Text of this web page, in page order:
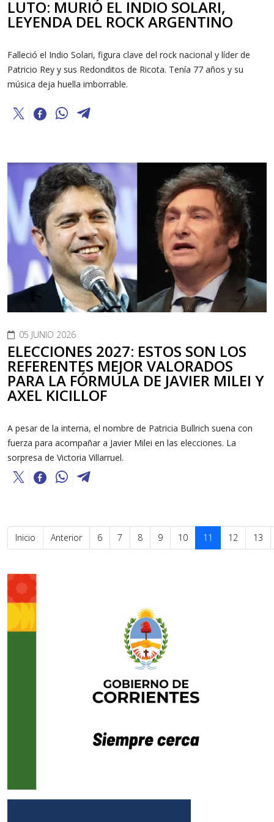
LUTO: MURIÓ EL INDIO SOLARI,
LEYENDA DEL ROCK ARGENTINO
Falleció el Indio Solari, figura clave del rock nacional y líder de
Patricio Rey y sus Redonditos de Ricota. Tenía 77 años y su
música deja huella imborrable.
05 JUNIO 2026
ELECCIONES 2027: ESTOS SON LOS
REFERENTES MEJOR VALORADOS
PARA LA FÓRMULA DE JAVIER MILEI Y
AXEL KICILLOF
A pesar de la interna, el nombre de Patricia Bullrich suena con
fuerza para acompañar a Javier Milei en las elecciones. La
sorpresa de Victoria Villarruel.
Inicio Anterior 6 7 8 9 10 11 12 13